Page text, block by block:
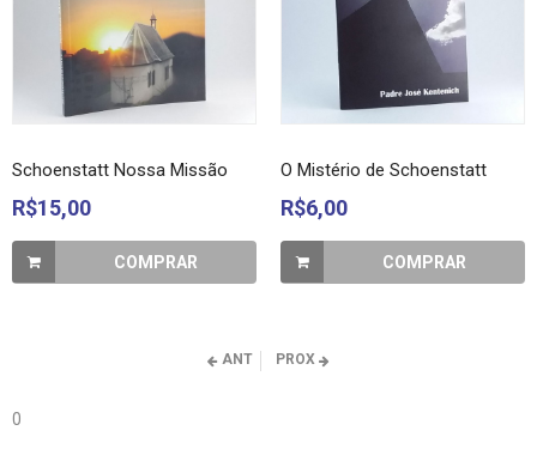
Schoenstatt Nossa Missão
R$15,00
COMPRAR
O Mistério de Schoenstatt
R$6,00
COMPRAR
ANT PROX
0